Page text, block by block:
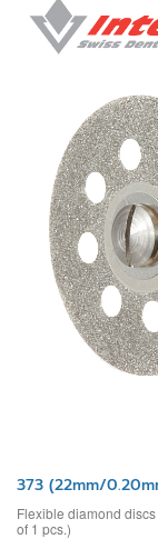
373 (22mm/
Flexible diamond
of 1 pcs.)